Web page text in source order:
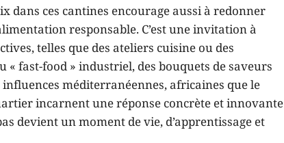
dans ces cantines encourage aussi à redonner
responsable. C’est une invitation à
telles que des ateliers cuisine ou des
« fast-food » industriel, des bouquets de saveurs
méditerranéennes, africaines que le
incarnent une réponse concrète et innovante
devient un moment de vie, d’apprentissage et